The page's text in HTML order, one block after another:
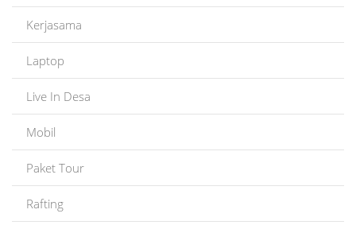
Kerjasama
Laptop
Live In Desa
Mobil
Paket Tour
Rafting